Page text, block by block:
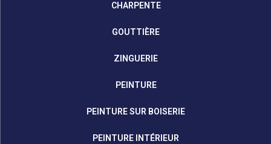
CHARPENTE
GOUTTIÈRE
ZINGUERIE
PEINTURE
PEINTURE SUR BOISERIE
PEINTURE INTÉRIEUR